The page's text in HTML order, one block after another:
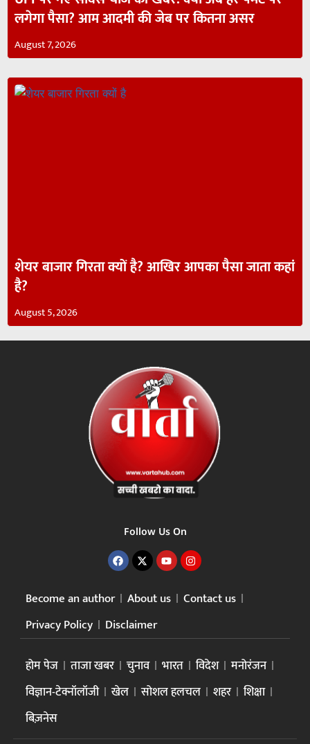
लगेगा पैसा? आम आदमी की जेब पर कितना असर
August 7, 2026
शेयर बाजार गिरता क्यों है? आखिर आपका पैसा जाता कहां
है?
August 5, 2026
Follow Us On
Become an author About us
Contact us
Privacy Policy
Disclaimer
होम पेज ताजा खबर चुनाव भारत विदेश
मनोरंजन
विज्ञान-टेक्नॉलॉजी
खेल सोशल हलचल शहर
शिक्षा
बिज़नेस